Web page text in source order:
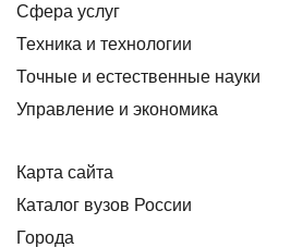
Сфера услуг
Техника и технологии
Точные и естественные науки
Управление и экономика
Карта сайта
Каталог вузов России
Города